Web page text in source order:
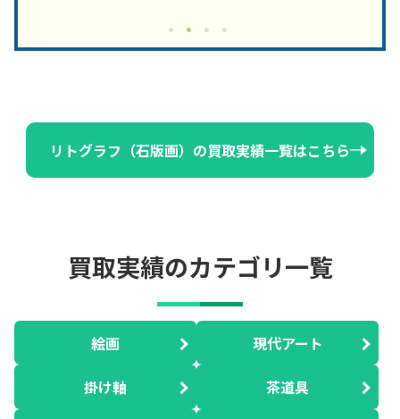
リトグラフ（石版画）の買取実績一覧はこちら
買取実績のカテゴリ一覧
絵画 現代アート
掛け軸 茶道具